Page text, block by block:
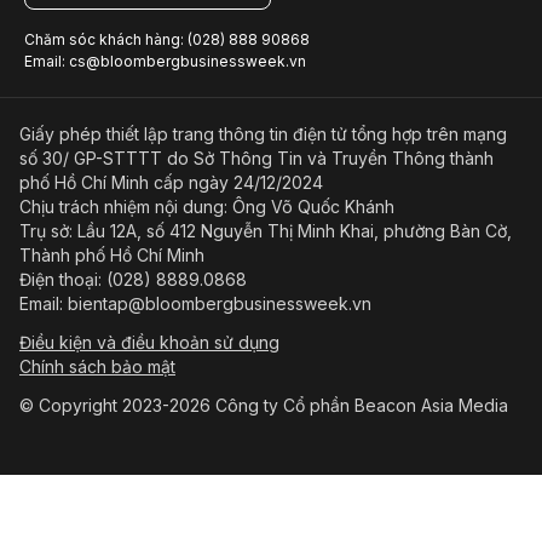
Chăm sóc khách hàng: (028) 888 90868
Email: cs@bloombergbusinessweek.vn
Giấy phép thiết lập trang thông tin điện tử tổng hợp trên mạng
số 30/ GP-STTTT do Sở Thông Tin và Truyền Thông thành
phố Hồ Chí Minh cấp ngày 24/12/2024
Chịu trách nhiệm nội dung: Ông Võ Quốc Khánh
Trụ sở: Lầu 12A, số 412 Nguyễn Thị Minh Khai, phường Bàn Cờ,
Thành phố Hồ Chí Minh
Điện thoại: (028) 8889.0868
Email: bientap@bloombergbusinessweek.vn
Điều kiện và điều khoản sử dụng
Chính sách bảo mật
© Copyright 2023-2026 Công ty Cổ phần Beacon Asia Media